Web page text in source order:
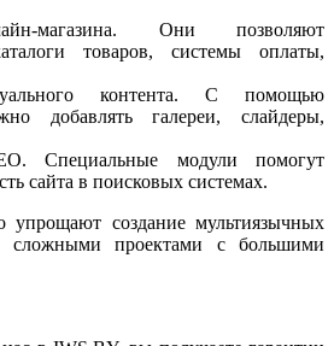
магазина. Они позволяют
товаров, системы оплаты,
контента. С помощью
добавлять галереи, слайдеры,
Специальные модули помогут
сайта в поисковых системах.
упрощают создание мультиязычных
сложными проектами с большими